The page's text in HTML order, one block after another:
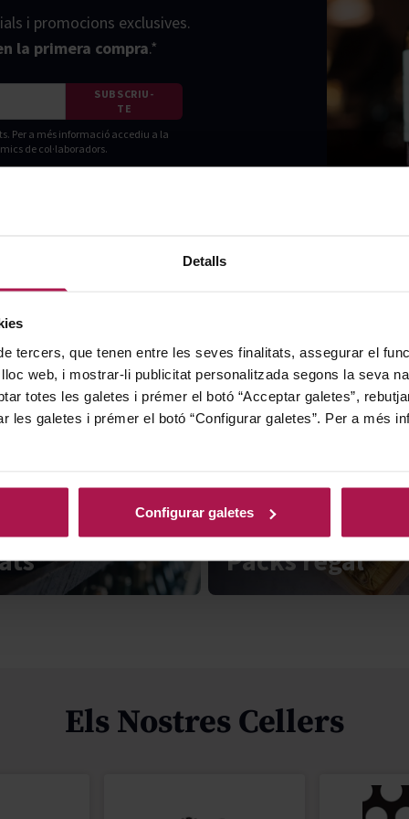
Detalls
tercers, que tenen entre les seves finalitats, assegurar el
web, i mostrar-li publicitat personalitzada segons la seva
totes les galetes i prémer el botó “Acceptar galetes”,
les galetes i prémer el botó “Configurar galetes”. Per a més
Configurar galetes
i promocions exclusives.
la primera compra.*
SUBSCRIU-
TE
Per a més informació accediu a la
de col·laboradors.
Packs regal
Els Nostres Cellers